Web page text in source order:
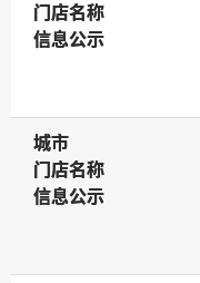
门店名称
门店名称
信息公示
信息公示
城市
城市
门店名称
门店名称
信息公示
信息公示